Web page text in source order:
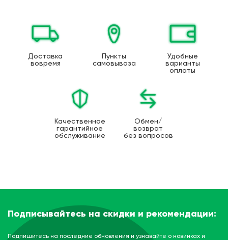
Доставка
вовремя
Пункты
самовывоза
Удобные
варианты
оплаты
Качественное
гарантийное
обслуживание
Обмен/
возврат
без вопросов
Подписывайтесь на скидки и рекомендации:
Подпишитесь на последние обновления и узнавайте о новинках и